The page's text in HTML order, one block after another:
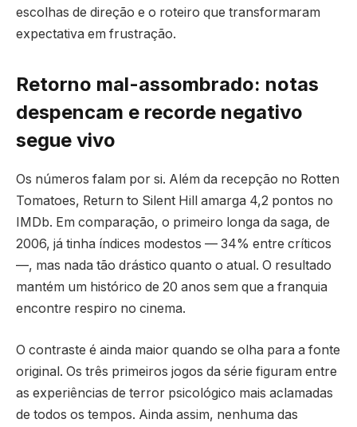
escolhas de direção e o roteiro que transformaram
expectativa em frustração.
Retorno mal-assombrado: notas
despencam e recorde negativo
segue vivo
Os números falam por si. Além da recepção no Rotten
Tomatoes, Return to Silent Hill amarga 4,2 pontos no
IMDb. Em comparação, o primeiro longa da saga, de
2006, já tinha índices modestos — 34% entre críticos
—, mas nada tão drástico quanto o atual. O resultado
mantém um histórico de 20 anos sem que a franquia
encontre respiro no cinema.
O contraste é ainda maior quando se olha para a fonte
original. Os três primeiros jogos da série figuram entre
as experiências de terror psicológico mais aclamadas
de todos os tempos. Ainda assim, nenhuma das